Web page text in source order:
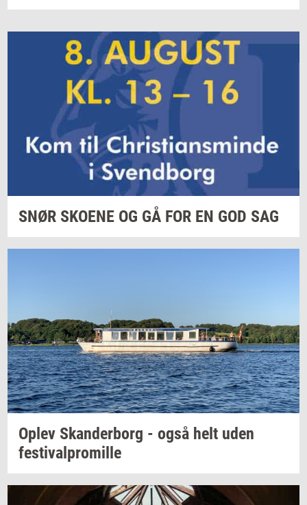
SNØR SKO­E­NE OG GÅ FOR EN GOD SAG
Oplev Skan­der­borg - også helt uden
festi­val­pro­mil­le